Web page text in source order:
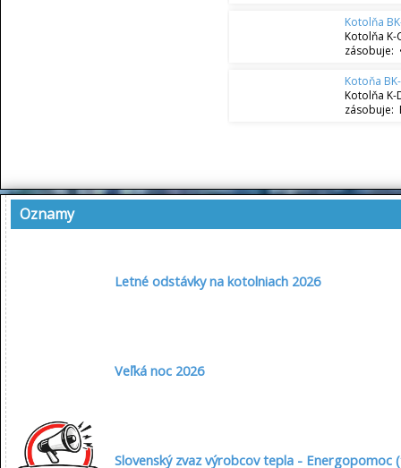
Kotolňa
Kotolňa
zásobuje:
Kotoňa
Kotolňa
zásobuje:
Oznamy
Letné odstávky na kotolniach 2026
Veľká noc 2026
Slovenský zvaz výrobcov tepla - Energopomoc